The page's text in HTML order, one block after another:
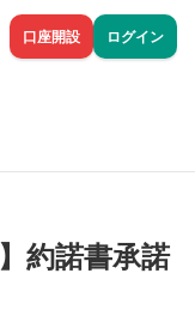
口座開設 ログイン
約諾書承諾